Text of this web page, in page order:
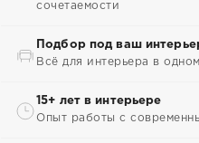
сочетаемости
Подбор под ваш
Всё для интерьера в
15+ лет в интерьере
Опыт работы с